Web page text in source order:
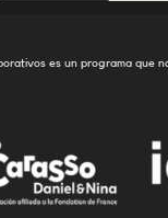
es un programa que